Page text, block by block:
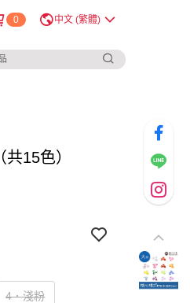
0 中文 (繁體)
15色）
4．淺粉